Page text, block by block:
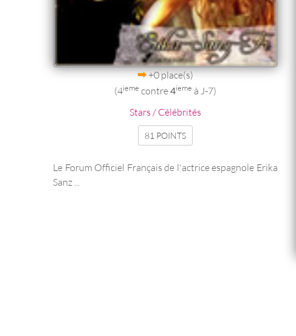
+0 place(s)
(4ieme contre4ieme à J-7)
Stars / Célébrités
81 POINTS
Le Forum Officiel Français de l'actrice espagnole Erika
Sanz ...